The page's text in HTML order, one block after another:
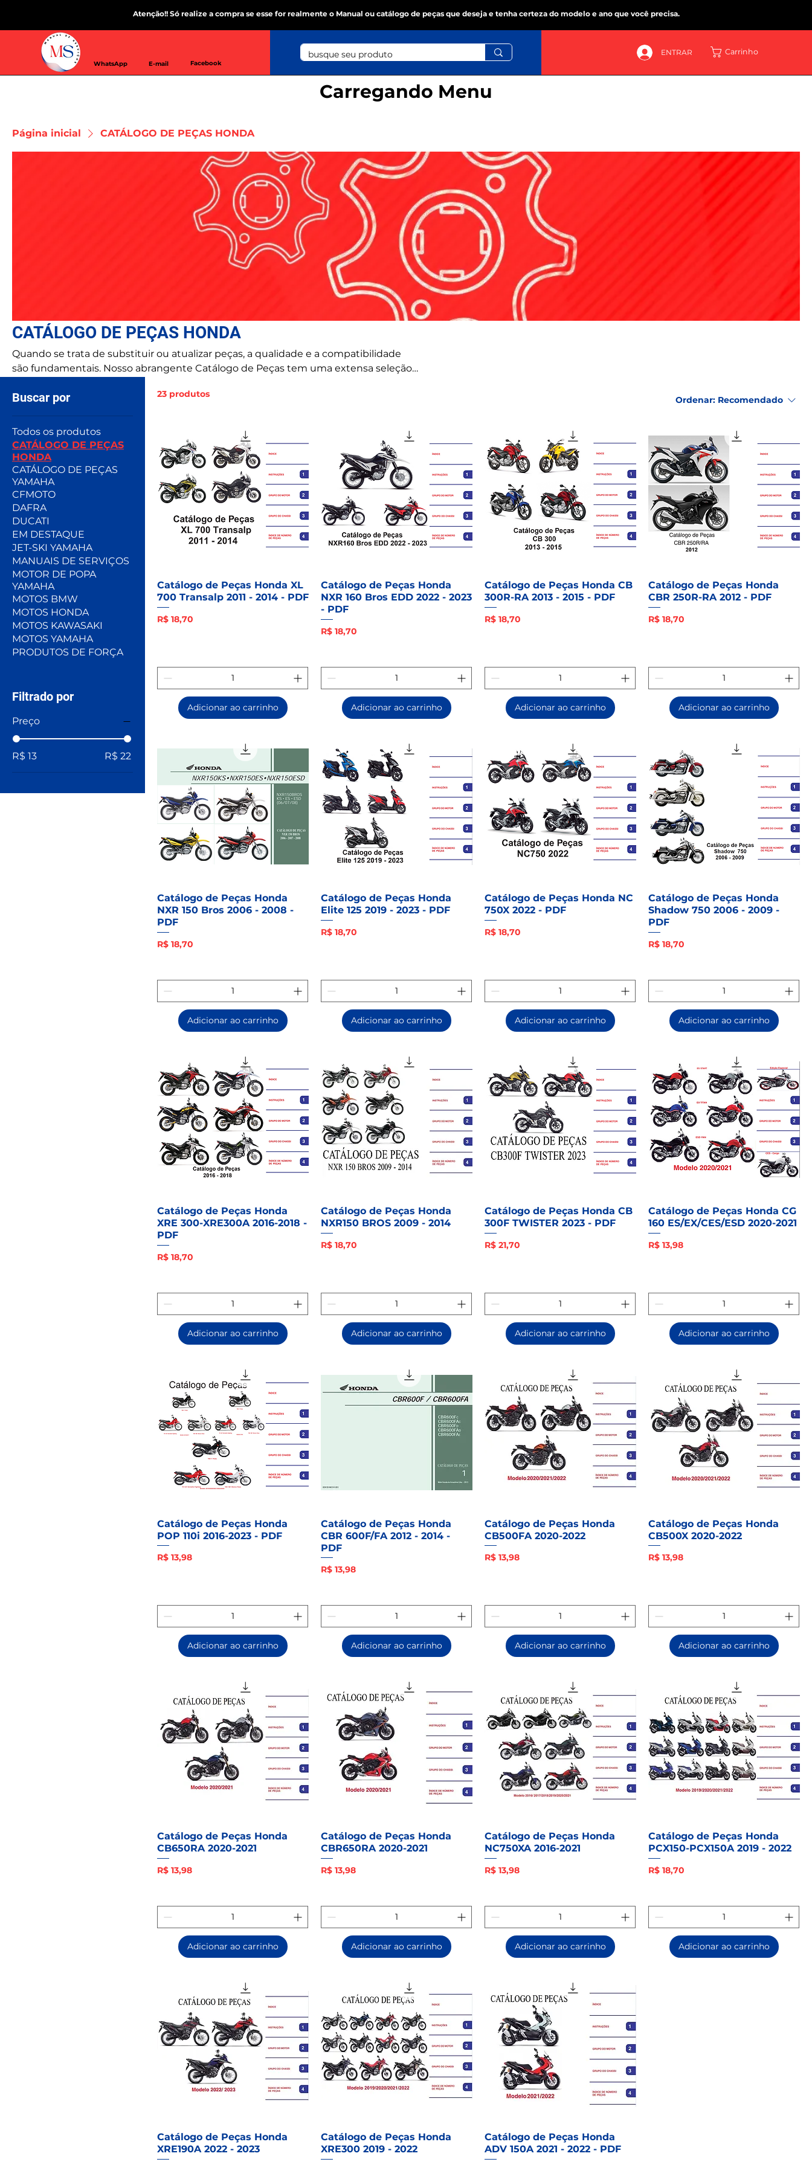
Atenção!! Só realize a compra se esse for realmente o Manual ou catálogo de peças que deseja e tenha certeza do modelo e ano que você precisa.
ENTRAR Carrinho
WhatsApp E-mail Facebook
Carregando Menu
Página inicial CATÁLOGO DE PEÇAS HONDA
CATÁLOGO DE PEÇAS HONDA
Quando se trata de substituir ou atualizar peças, a qualidade e a compatibilidade
são fundamentais. Nosso abrangente Catálogo de Peças tem uma extensa seleção
Buscar por
Todos os produtos
CATÁLOGO DE PEÇAS
HONDA
CATÁLOGO DE PEÇAS
YAMAHA
CFMOTO
DAFRA
DUCATI
EM DESTAQUE
JET-SKI YAMAHA
MANUAIS DE SERVIÇOS
MOTOR DE POPA
YAMAHA
MOTOS BMW
MOTOS HONDA
MOTOS KAWASAKI
MOTOS YAMAHA
PRODUTOS DE FORÇA
Filtrado por
Preço
R$ 13 R$ 22
23 produtos
Ordenar: Recomendado
Catálogo de Peças Honda XL
700 Transalp 2011 - 2014 - PDF
Preço
R$ 18,70
Adicionar ao carrinho
Catálogo de Peças Honda
NXR 160 Bros EDD 2022 - 2023
- PDF
Preço
R$ 18,70
Adicionar ao carrinho
Catálogo de Peças Honda CB
300R-RA 2013 - 2015 - PDF
Preço
R$ 18,70
Adicionar ao carrinho
Catálogo de Peças Honda
CBR 250R-RA 2012 - PDF
Preço
R$ 18,70
Adicionar ao carrinho
Catálogo de Peças Honda
NXR 150 Bros 2006 - 2008 -
PDF
Preço
R$ 18,70
Adicionar ao carrinho
Catálogo de Peças Honda
Elite 125 2019 - 2023 - PDF
Preço
R$ 18,70
Adicionar ao carrinho
Catálogo de Peças Honda NC
750X 2022 - PDF
Preço
R$ 18,70
Adicionar ao carrinho
Catálogo de Peças Honda
Shadow 750 2006 - 2009 -
PDF
Preço
R$ 18,70
Adicionar ao carrinho
Catálogo de Peças Honda
XRE 300-XRE300A 2016-2018 -
PDF
Preço
R$ 18,70
Adicionar ao carrinho
Catálogo de Peças Honda
NXR150 BROS 2009 - 2014
Preço
R$ 18,70
Adicionar ao carrinho
Catálogo de Peças Honda CB
300F TWISTER 2023 - PDF
Preço
R$ 21,70
Adicionar ao carrinho
Catálogo de Peças Honda CG
160 ES/EX/CES/ESD 2020-2021
Preço
R$ 13,98
Adicionar ao carrinho
Catálogo de Peças Honda
POP 110i 2016-2023 - PDF
Preço
R$ 13,98
Adicionar ao carrinho
Catálogo de Peças Honda
CBR 600F/FA 2012 - 2014 -
PDF
Preço
R$ 13,98
Adicionar ao carrinho
Catálogo de Peças Honda
CB500FA 2020-2022
Preço
R$ 13,98
Adicionar ao carrinho
Catálogo de Peças Honda
CB500X 2020-2022
Preço
R$ 13,98
Adicionar ao carrinho
Catálogo de Peças Honda
CB650RA 2020-2021
Preço
R$ 13,98
Adicionar ao carrinho
Catálogo de Peças Honda
CBR650RA 2020-2021
Preço
R$ 13,98
Adicionar ao carrinho
Catálogo de Peças Honda
NC750XA 2016-2021
Preço
R$ 13,98
Adicionar ao carrinho
Catálogo de Peças Honda
PCX150-PCX150A 2019 - 2022
Preço
R$ 18,70
Adicionar ao carrinho
Catálogo de Peças Honda
XRE190A 2022 - 2023
Catálogo de Peças Honda
XRE300 2019 - 2022
Catálogo de Peças Honda
ADV 150A 2021 - 2022 - PDF